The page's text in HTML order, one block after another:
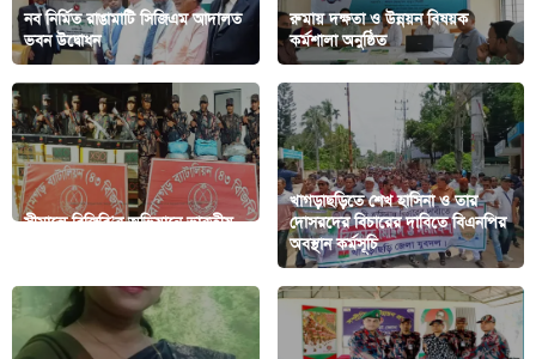
নব নির্মিত রাঙামাটি সিজিএম আদালত
ভবন উদ্বোধন
রুমায় দক্ষতা ও উন্নয়ন বিষয়ক
কর্মশালা অনুষ্ঠিত
সীমান্তে বিজিবি’র অভিযানে ভারতীয়
খাগড়াছড়িতে শেখ হাসিনা ও তার
দোসরদের বিচারের দাবিতে বিএনপির
অবস্থান কর্মসূচি